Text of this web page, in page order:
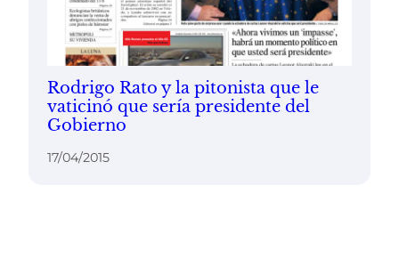
Rodrigo Rato y la pitonista que le
vaticinó que sería presidente del
Gobierno
17/04/2015